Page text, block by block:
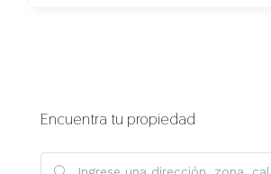
Encuentra tu propiedad